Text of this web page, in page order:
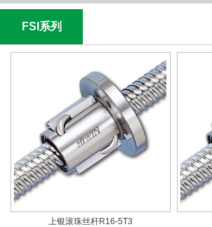
FSI系列
上银滚珠丝杆R16-5T3